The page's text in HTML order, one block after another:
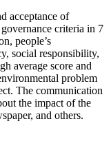
acceptance of
criteria in 7
people’s
social responsibility,
average score and
problem
The communication
the impact of the
and others.